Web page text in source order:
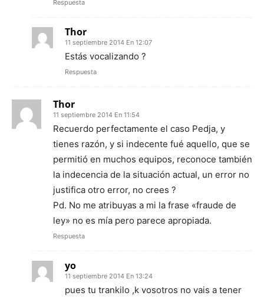
Respuesta
Thor
11 septiembre 2014 En 12:07
Estás vocalizando ?
Respuesta
Thor
11 septiembre 2014 En 11:54
Recuerdo perfectamente el caso Pedja, y
tienes razón, y si indecente fué aquello, que se
permitió en muchos equipos, reconoce también
la indecencia de la situación actual, un error no
justifica otro error, no crees ?
Pd. No me atribuyas a mi la frase «fraude de
ley» no es mía pero parece apropiada.
Respuesta
yo
11 septiembre 2014 En 13:24
pues tu trankilo ,k vosotros no vais a tener